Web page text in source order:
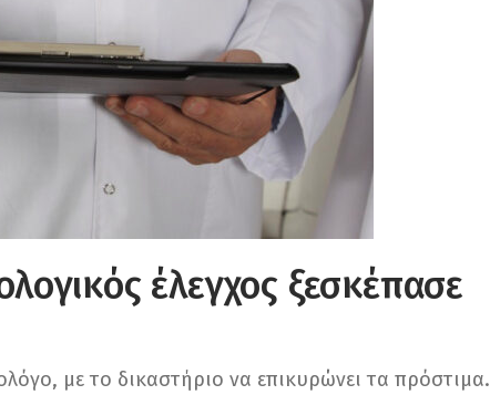
έλεγχος ξεσκέπασε
με το δικαστήριο να επικυρώνει τα πρόστιμα.